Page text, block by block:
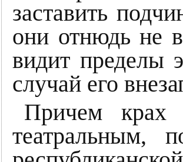
заставить
они отнюдь не
видит пределы
случай его
Причем крах
театральным,